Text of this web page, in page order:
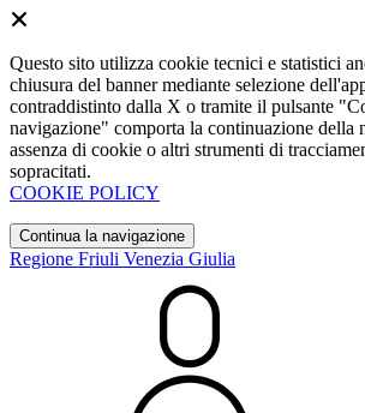
Questo sito utilizza cookie tecnici e statistici
chiusura del banner mediante selezione
contraddistinto dalla X o tramite il pulsante
navigazione" comporta la continuazione della
assenza di cookie o altri strumenti di
sopracitati.
COOKIE POLICY
Continua la navigazione
Regione Friuli Venezia Giulia